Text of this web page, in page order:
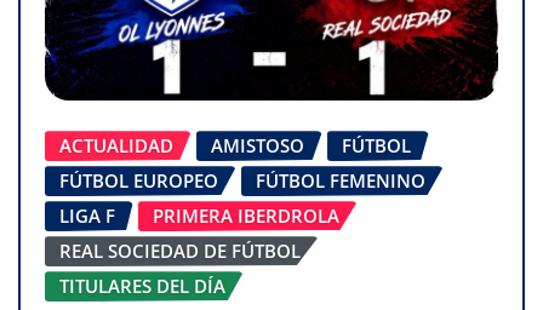
ACTUALIDAD AMISTOSO
FÚTBOL
FÚTBOL EUROPEO
FÚTBOL FEMENINO
LIGA F
PRIMERA IBERDROLA
REAL SOCIEDAD DE FÚTBOL
TITULARES DEL DÍA